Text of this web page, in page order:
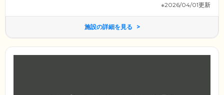
※2026/04/01更新
施設の詳細を見る